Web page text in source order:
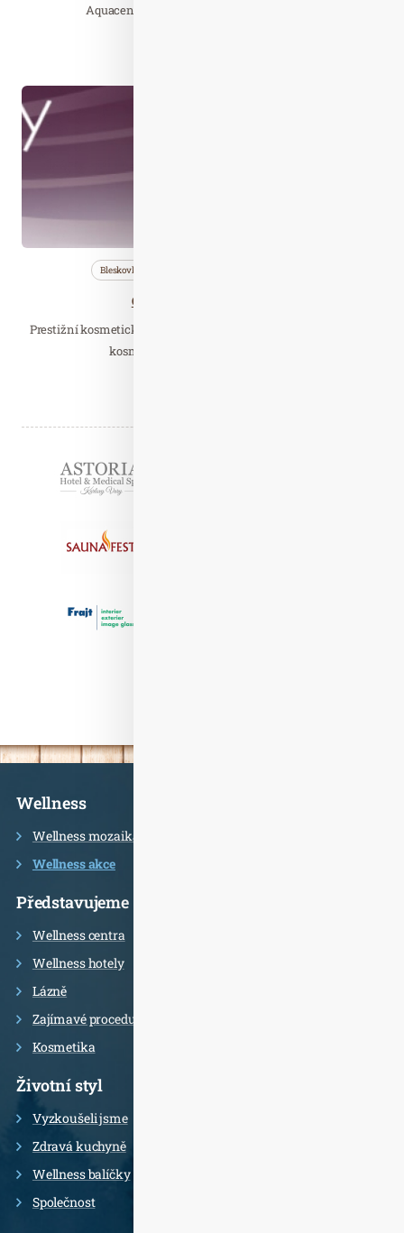
Aquacentra Šutka vrací oblíbené saunové…
Bleskovky
Congress of Beauty 2019
Prestižní kosmetický kongres je určen pro profesionály ve světě
kosmetiky a krásy, kosmetičky a…
Informace
Wellness
Wellness mozaika
Wellness akce
Představujeme
Wellness centra
Wellness hotely
Lázně
Zajímavé procedury
Kosmetika
Životní styl
Vyzkoušeli jsme
Zdravá kuchyně
Wellness balíčky
Společnost